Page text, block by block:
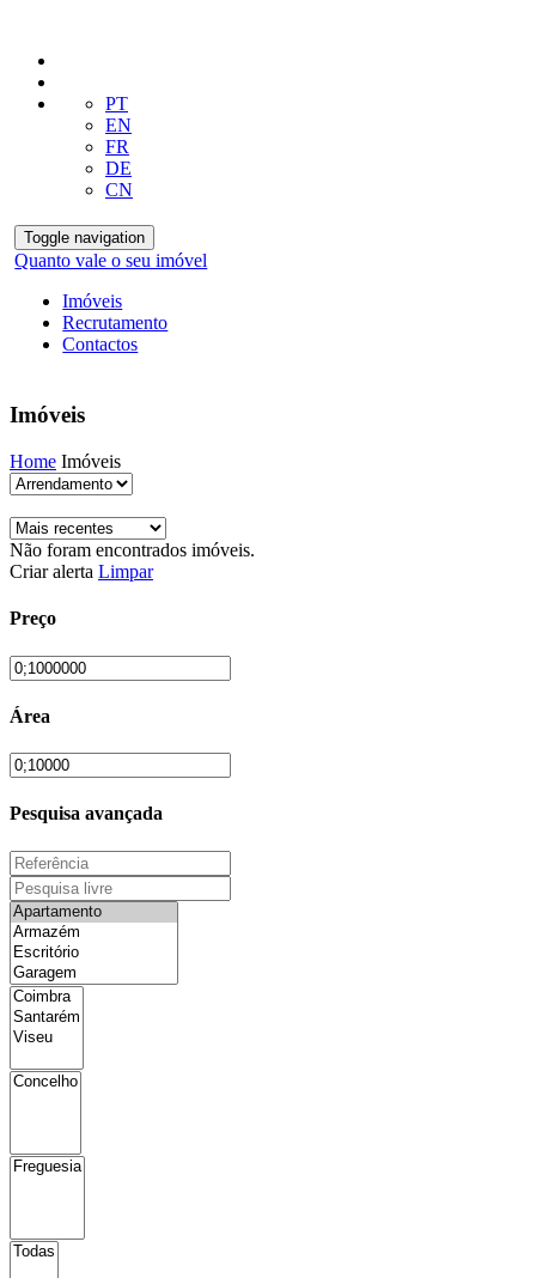
PT
EN
FR
DE
CN
Toggle navigation
Quanto vale o seu imóvel
Imóveis
Recrutamento
Contactos
Imóveis
Home Imóveis
Não foram encontrados imóveis.
Criar alerta Limpar
Preço
Área
Pesquisa avançada